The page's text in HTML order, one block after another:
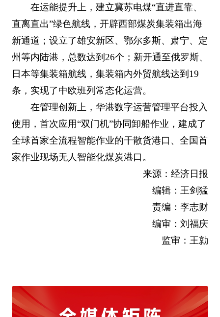
在运能提升上，建立冀苏电煤“直进直靠、
直离直出”绿色航线，开辟西部煤炭集装箱出海
新通道；设立了雄安新区、鄂尔多斯、肃宁、定
州等内陆港，总数达到26个；新开通至俄罗斯、
日本等集装箱航线，集装箱内外贸航线达到19
条，实现了中欧班列常态化运营。
在管理创新上，华港数字运营管理平台投入
使用，首次应用“双门机”协同卸船作业，建成了
全球首家全流程智能作业的干散货港口、全国首
家作业现场无人智能化煤炭港口。
来源：经济日报
编辑：王剑猛
责编：李志财
编审：刘福庆
监审：王勍